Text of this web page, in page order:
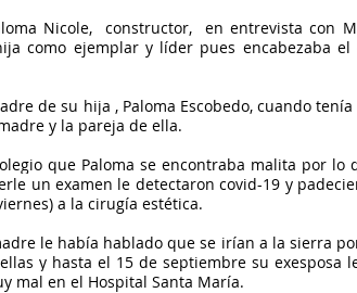
Nicole,  constructor,  en entrevista con
como ejemplar y líder pues encabezaba
de su hija , Paloma Escobedo, cuando
y la pareja de ella.
que Paloma se encontraba malita por lo
un examen le detectaron covid-19 y
a la cirugía estética.
le había hablado que se irían a la sierra
y hasta el 15 de septiembre su exesposa
mal en el Hospital Santa María.